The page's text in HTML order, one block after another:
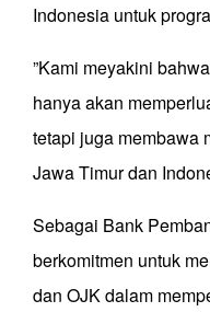
Indonesia untuk
”Kami meyakini
hanya akan
tetapi juga membawa
Jawa Timur dan
Sebagai Bank
berkomitmen untuk
dan OJK dalam